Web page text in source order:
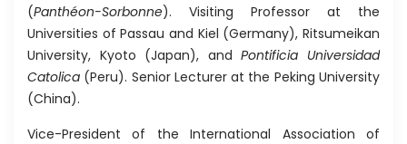
(Panthéon-Sorbonne). Visiting Professor at the
Universities of Passau and Kiel (Germany), Ritsumeikan
University, Kyoto (Japan), andPontificia Universidad
Catolica (Peru). Senior Lecturer at the Peking University
(China).
Vice-President of the International Association of